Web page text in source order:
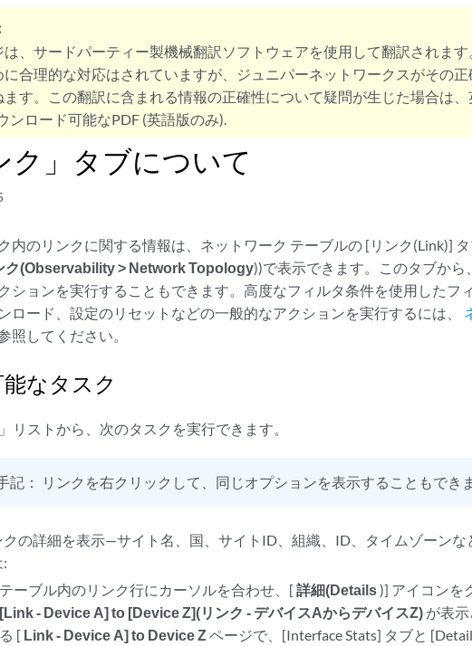
は、サードパーティー製機械翻訳ソフトウェアを使用して翻訳されま
合理的な対応はされていますが、ジュニパーネットワークスがその正
ます。この翻訳に含まれる情報の正確性について疑問が生じた場合は、
ンロード可能なPDF (英語版のみ).
ク」タブについて
内のリンクに関する情報は、ネットワーク テーブルの [リンク(Link)]
ク(Observability > Network Topology))で表示できます。このタブから
ションを実行することもできます。高度なフィルタ条件を使用したフ
ロード、設定のリセットなどの一般的なアクションを実行するには、
照してください。
なタスク
」リストから、次のタスクを実行できます。
記： リンクを右クリックして、同じオプションを表示することもでき
クの詳細を表示—サイト名、国、サイトID、組織、ID、タイムゾーンな
テーブル内のリンク行にカーソルを合わせ、[詳細(Details)] アイコンを
[Link - Device A] to [Device Z](リンク - デバイスAからデバイスZ) が表
る [ Link - Device A] to Device Zページで、[Interface Stats] タブと